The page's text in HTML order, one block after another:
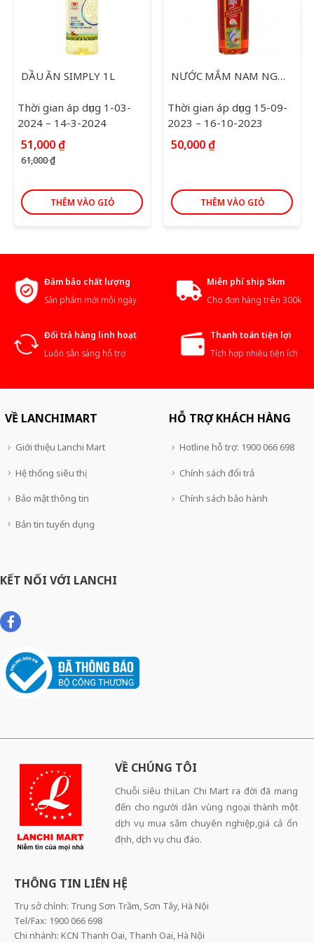
DẦU ĂN SIMPLY 1L
Thời gian áp dụng 1-03-
2024 – 14-3-2024
61,000₫
Giá
gốc
là:
51,000₫Giá
51,000 ₫.
THÊM VÀO GIỎ
NƯỚC MẮM NAM NGƯ 750ML
Thời gian áp dụng 15-09-
2023 – 16-10-2023
50,000₫
THÊM VÀO GIỎ
Đảm bảo chất lượng
Sản phẩm mới mỗi ngày
Miễn phí ship 5km
Cho đơn hàng trên 300k
Đổi trả hàng linh hoạt
Luôn sẵn sàng hỗ trợ
Thanh toán tiện lợi
Tích hợp nhiều tiện ích
VỀ LANCHIMART
Giới thiệu Lanchi Mart
Hệ thống siêu thị
Bảo mật thông tin
Bản tin tuyển dụng
HỖ TRỢ KHÁCH HÀNG
Hotline hỗ trợ: 1900 066 698
Chính sách đổi trả
Chính sách bảo hành
KẾT NỐI VỚI LANCHI
VỀ CHÚNG TÔI
Chuỗi siêu thị Lan Chi Mart ra đời đã mang
đến cho người dân vùng ngoại thành một
dịch vụ mua sắm chuyên nghiệp,giá cả ổn
định, dịch vụ chu đáo.
THÔNG TIN LIÊN HỆ
Trụ sở chính: Trung Sơn Trầm, Sơn Tây, Hà Nội
Tel/Fax: 1900 066 698
Chi nhánh: KCN Thanh Oai, Thanh Oai, Hà Nội